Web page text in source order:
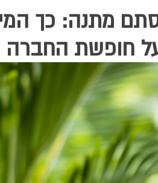
מתנה: כך
חופשת החברה